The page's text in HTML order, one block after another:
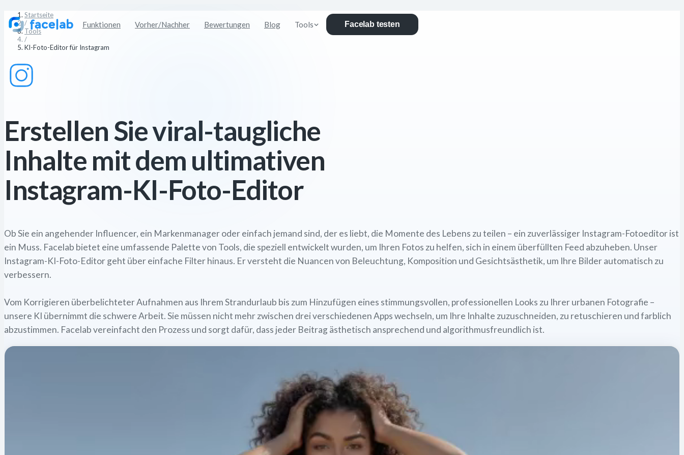
Funktionen Vorher/Nachher Bewertungen Blog Tools Facelab testen
Startseite
/
Tools
/
KI-Foto-Editor für Instagram
Erstellen Sie viral-taugliche
Inhalte mit dem ultimativen
Instagram-KI-Foto-Editor
Ob Sie ein angehender Influencer, ein Markenmanager oder einfach jemand sind, der es liebt, die Momente des Lebens zu teilen – ein zuverlässiger Instagram-Fotoeditor ist
ein Muss. Facelab bietet eine umfassende Palette von Tools, die speziell entwickelt wurden, um Ihren Fotos zu helfen, sich in einem überfüllten Feed abzuheben. Unser
Instagram-KI-Foto-Editor geht über einfache Filter hinaus. Er versteht die Nuancen von Beleuchtung, Komposition und Gesichtsästhetik, um Ihre Bilder automatisch zu
verbessern.
Vom Korrigieren überbelichteter Aufnahmen aus Ihrem Strandurlaub bis zum Hinzufügen eines stimmungsvollen, professionellen Looks zu Ihrer urbanen Fotografie –
unsere KI übernimmt die schwere Arbeit. Sie müssen nicht mehr zwischen drei verschiedenen Apps wechseln, um Ihre Inhalte zuzuschneiden, zu retuschieren und farblich
abzustimmen. Facelab vereinfacht den Prozess und sorgt dafür, dass jeder Beitrag ästhetisch ansprechend und algorithmusfreundlich ist.